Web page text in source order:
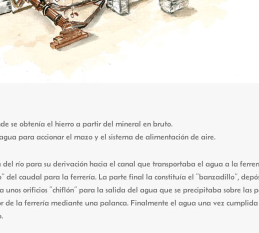
se obtenía el hierro a partir del mineral en bruto.
para accionar el mazo y el sistema de alimentación de aire.
río para su derivación hacia el canal que transportaba el agua a la
del caudal para la ferrería. La parte final la constituía el “banzadillo”,
orificios “chiflón” para la salida del agua que se precipitaba sobre las
de la ferrería mediante una palanca. Finalmente el agua una vez